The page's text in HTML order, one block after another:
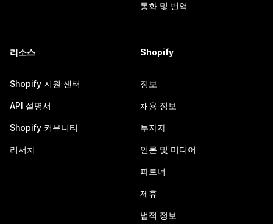
통화 및 번역
리소스
Shopify 지원 센터
API 설명서
Shopify 커뮤니티
리서치
Shopify
정보
채용 정보
투자자
언론 및 미디어
파트너
제휴
법적 정보